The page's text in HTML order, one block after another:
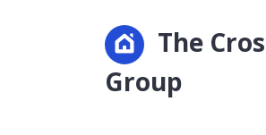
The
Group